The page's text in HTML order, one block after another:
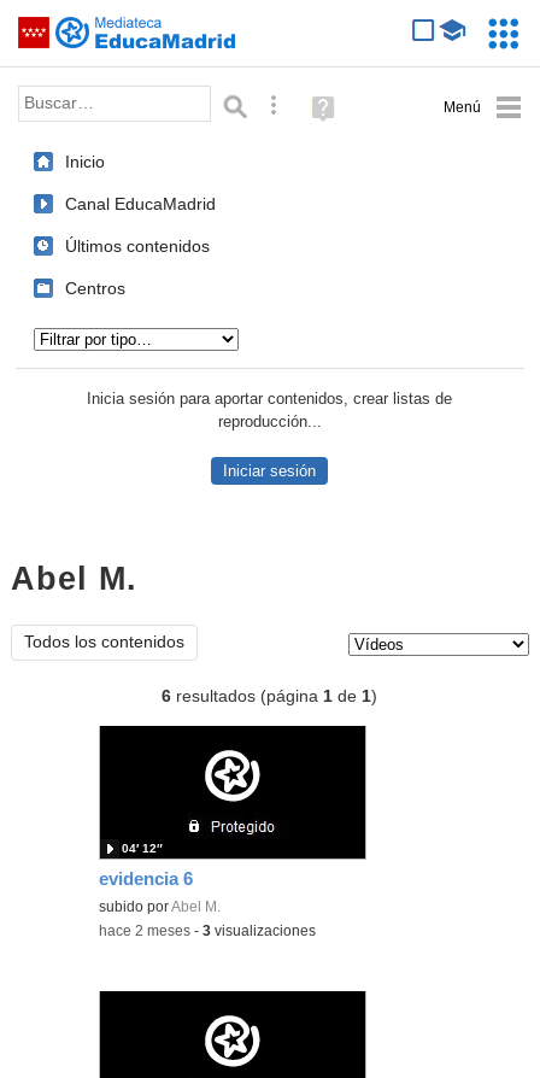
Saltar navegación
Palabra o frase: Búsqueda avanzada
Ayuda
(en
Inicio
Canal EducaMadrid
Últimos contenidos
Centros
Inicia sesión para aportar contenidos, crear listas de
reproducción...
Iniciar sesión
Abel M.
Todos los contenidos
6 resultados (página1 de1)
evidencia 6
subido porAbel M.
04′ 12″
-hace 2 meses -3 visualizaciones